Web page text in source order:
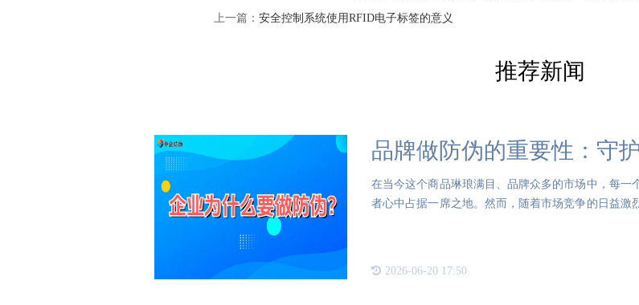
上一篇： 安全控制系统使用RFID电子标签的意义
推荐新闻
品牌做防伪的重要性：守
在当今这个商品琳琅满目、品牌众多的市场中，每
者心中占据一席之地。然而，随着市场竞争的日益
2026-06-20 17:50